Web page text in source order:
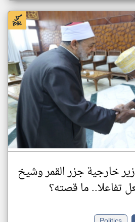
خارجية جزر القمر وشيخ
تفاعلا.. ما قصته؟